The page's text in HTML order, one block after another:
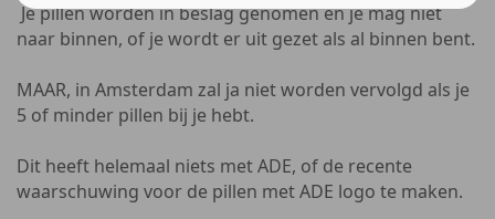
Je pillen worden in beslag genomen en je mag niet
naar binnen, of je wordt er uit gezet als al binnen bent.
MAAR, in Amsterdam zal ja niet worden vervolgd als je
5 of minder pillen bij je hebt.
Dit heeft helemaal niets met ADE, of de recente
waarschuwing voor de pillen met ADE logo te maken.